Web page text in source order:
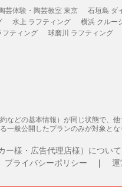
芸体験・陶芸教室 東京 石垣島 ダ
水上 ラフティング 横浜 クルー
フティング 球磨川 ラフティング
どの基本情報）が同じ状態で、
般公開したプランのみが対象とな
ー様・広告代理店様）について
プライバシーポリシー